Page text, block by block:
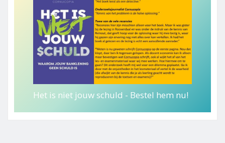
Het is niet jouw schuld - Bestel hem nu!